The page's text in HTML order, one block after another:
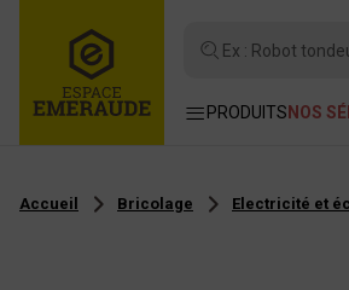
Ex : Robot
PRODUITS NOS
Accueil Bricolage Electricité et